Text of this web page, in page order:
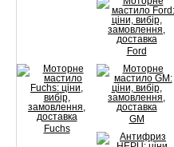
Ford
Fuchs
GM